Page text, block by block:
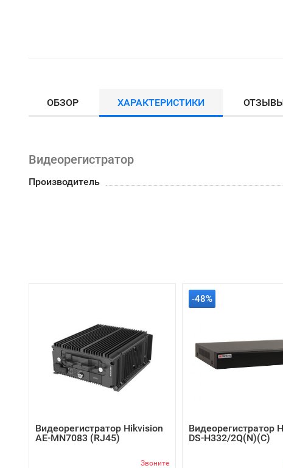
ОБЗОР ХАРАКТЕРИСТИКИ
Видеорегистратор
Производитель
Видеорегистратор Hikvision
AE-MN7083 (RJ45)
Звоните
-48%
Видеорегистратор
DS-H332/2Q(N)(C)